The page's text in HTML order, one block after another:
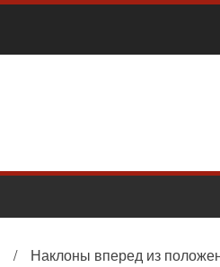
/ Наклоны вперед из